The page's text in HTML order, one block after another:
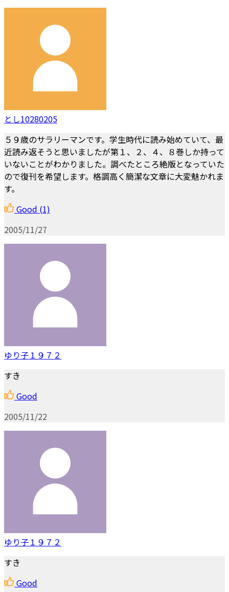
とし10280205
５９歳のサラリーマンです。学生時代に読み始めていて、最
近読み返そうと思いましたが第１、２、４、８巻しか持って
いないことがわかりました。調べたところ絶版となっていた
ので復刊を希望します。格調高く簡潔な文章に大変魅かれま
す。
Good (1)
2005/11/27
ゆり子１９７２
すき
Good
2005/11/22
ゆり子１９７２
すき
Good